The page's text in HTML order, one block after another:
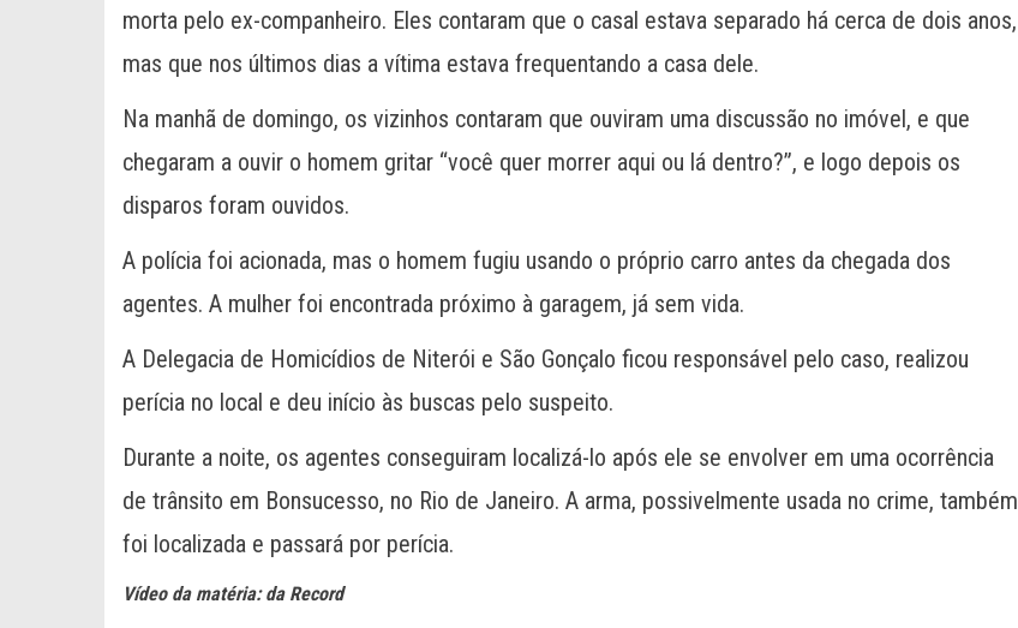
morta pelo ex-companheiro. Eles contaram que o casal estava separado há cerca de dois anos,
mas que nos últimos dias a vítima estava frequentando a casa dele.
Na manhã de domingo, os vizinhos contaram que ouviram uma discussão no imóvel, e que
chegaram a ouvir o homem gritar “você quer morrer aqui ou lá dentro?”, e logo depois os
disparos foram ouvidos.
A polícia foi acionada, mas o homem fugiu usando o próprio carro antes da chegada dos
agentes. A mulher foi encontrada próximo à garagem, já sem vida.
A Delegacia de Homicídios de Niterói e São Gonçalo ficou responsável pelo caso, realizou
perícia no local e deu início às buscas pelo suspeito.
Durante a noite, os agentes conseguiram localizá-lo após ele se envolver em uma ocorrência
de trânsito em Bonsucesso, no Rio de Janeiro. A arma, possivelmente usada no crime, também
foi localizada e passará por perícia.
Vídeo da matéria: da Record